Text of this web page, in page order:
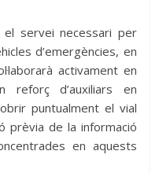
servei necessari per
d’emergències, en
activament en
reforç d’auxiliars en
puntualment el vial
prèvia de la informació
en aquests